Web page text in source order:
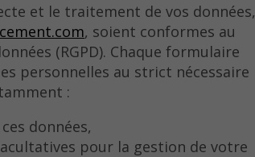
et le traitement de vos données,
, soient conformes au
(RGPD). Chaque formulaire
personnelles au strict nécessaire
:
données,
pour la gestion de votre